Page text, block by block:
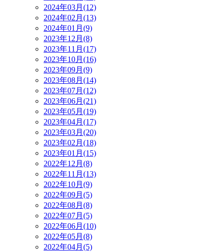
2024年03月(12)
2024年02月(13)
2024年01月(9)
2023年12月(8)
2023年11月(17)
2023年10月(16)
2023年09月(9)
2023年08月(14)
2023年07月(12)
2023年06月(21)
2023年05月(19)
2023年04月(17)
2023年03月(20)
2023年02月(18)
2023年01月(15)
2022年12月(8)
2022年11月(13)
2022年10月(9)
2022年09月(5)
2022年08月(8)
2022年07月(5)
2022年06月(10)
2022年05月(8)
2022年04月(5)